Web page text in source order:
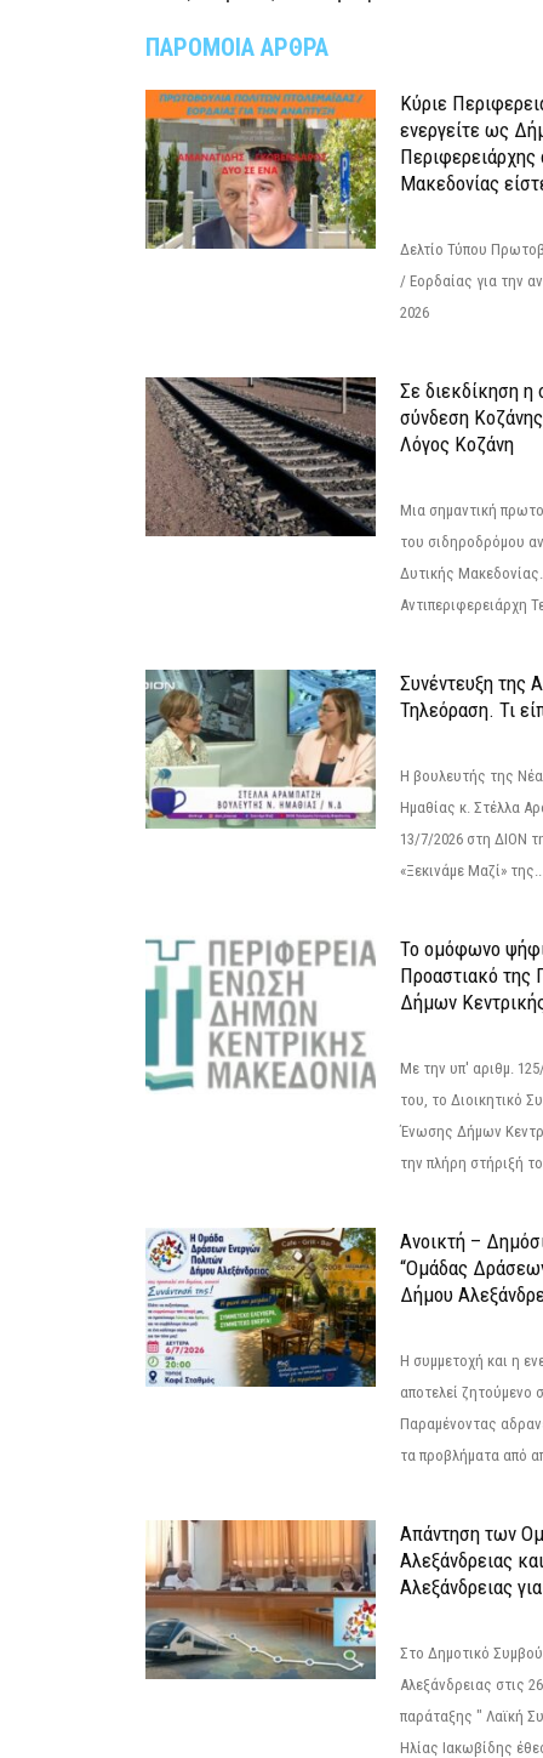
ΠΑΡΟΜΟΙΑ ΑΡΘΡΑ
Κύριε
ενεργείτε ως
Περιφερειάρχης
Μακεδονίας
Δελτίο Τύπου
/ Εορδαίας για την
2026
Σε διεκδίκηση η
σύνδεση
Λόγος Κοζάνη
Μια σημαντική
του σιδηροδρόμου
Δυτικής
Αντιπεριφερειάρχη
Συνέντευξη της
Τηλεόραση. Τι
Η βουλευτής της
Ημαθίας κ. Στέλλα
13/7/2026 στη ΔΙΟΝ
«Ξεκινάμε Μαζί»
Το ομόφωνο
Προαστιακό της
Δήμων
Με την υπ' αριθμ.
του, το Διοικητικό
Ένωσης Δήμων
την πλήρη στήριξή
Ανοικτή –
“Ομάδας
Δήμου
Η συμμετοχή και η
αποτελεί ζητούμενο
Παραμένοντας
τα προβλήματα από
Απάντηση των
Αλεξάνδρειας
Αλεξάνδρειας
Στο Δημοτικό
Αλεξάνδρειας στις
παράταξης " Λαϊκή
Ηλίας Ιακωβίδης